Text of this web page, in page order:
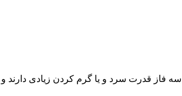
فاز قدرت سرد و یا گرم کردن زیادی دارند و